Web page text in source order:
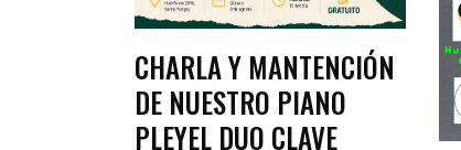
CHARLA Y MANTENCIÓN
DE NUESTRO PIANO
PLEYEL DUO CLAVE